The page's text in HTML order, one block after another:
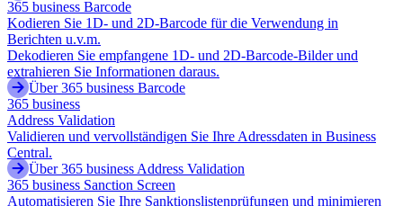
365 business Barcode
Kodieren Sie 1D- und 2D-Barcode für die Verwendung in
Berichten u.v.m.
Dekodieren Sie empfangene 1D- und 2D-Barcode-Bilder und
extrahieren Sie Informationen daraus.
Über 365 business Barcode
365 business
Address Validation
Validieren und vervollständigen Sie Ihre Adressdaten in Business
Central.
Über 365 business Address Validation
365 business Sanction Screen
Automatisieren Sie Ihre Sanktionslistenprüfungen und minimieren